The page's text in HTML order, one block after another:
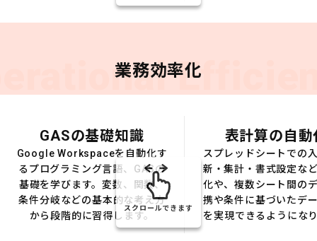
業務効率化
GASの基礎知識
Google Workspaceを自動化す
るプログラミング言語、GASの
基礎を学びます。変数、関数、
条件分岐などの基本的な考え方
から段階的に習得します。
表計算の自動
スプレッドシートでの
新・集計・書式設定な
化や、複数シート間の
携や条件に基づいたデ
を実現できるようにな
スクロールできます